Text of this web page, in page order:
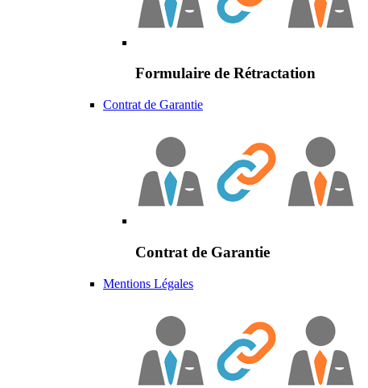
Formulaire de Rétractation
Contrat de Garantie
Contrat de Garantie
Mentions Légales